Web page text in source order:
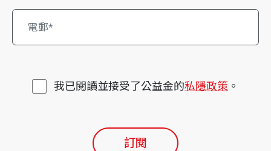
我已閱讀並接受了公益金的私隱政策 。
訂閱